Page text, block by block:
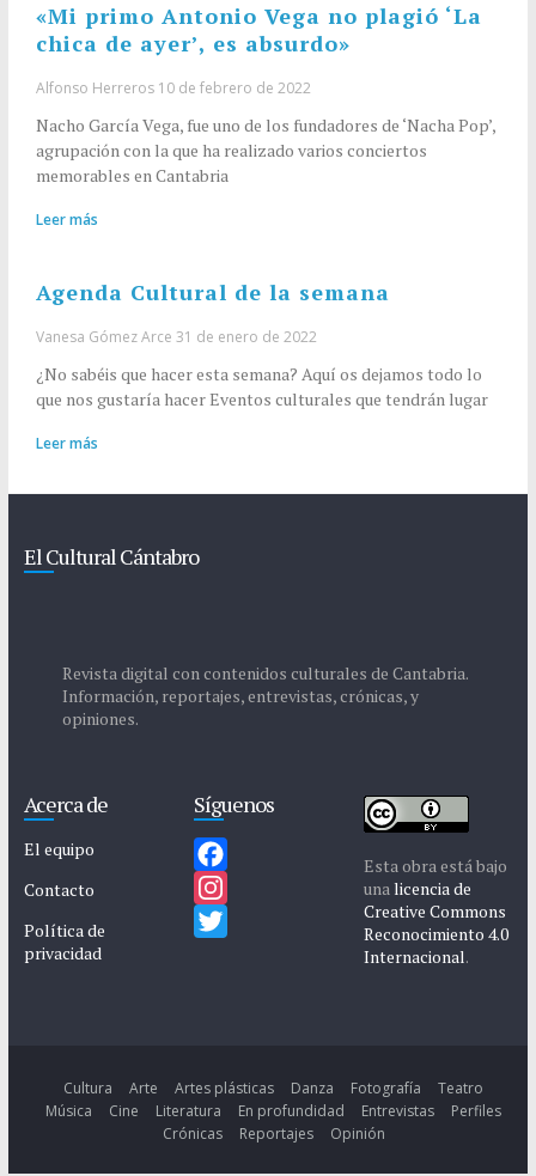
«Mi primo Antonio Vega no plagió ‘La
chica de ayer’, es absurdo»
Alfonso Herreros 10 de febrero de 2022
Nacho García Vega, fue uno de los fundadores de ‘Nacha Pop’,
agrupación con la que ha realizado varios conciertos
memorables en Cantabria
Leer más
Agenda Cultural de la semana
Vanesa Gómez Arce 31 de enero de 2022
¿No sabéis que hacer esta semana? Aquí os dejamos todo lo
que nos gustaría hacer Eventos culturales que tendrán lugar
Leer más
El Cultural Cántabro
Revista digital con contenidos culturales de Cantabria.
Información, reportajes, entrevistas, crónicas, y
opiniones.
Acerca de
El equipo
Contacto
Política de
privacidad
Síguenos
F
a
o
k
I
g
r
t
e
Esta obra está bajo
unalicencia de
Creative Commons
Reconocimiento 4.0
Internacional.
Cultura Arte Artes plásticas Danza Fotografía
Teatro
Música
Cine Literatura En profundidad Entrevistas
Perfiles
Crónicas
Reportajes Opinión